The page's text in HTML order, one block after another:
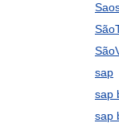
sap
sap
sap